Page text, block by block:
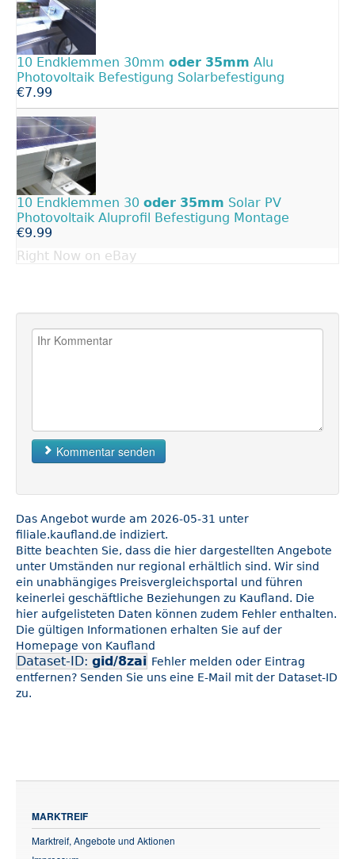
10 Endklemmen 30mm oder 35mm Alu
Photovoltaik Befestigung Solarbefestigung
€7.99
10 Endklemmen 30 oder 35mm Solar PV
Photovoltaik Aluprofil Befestigung Montage
€9.99
Right Now on eBay
Kommentar senden
Das Angebot wurde am 2026-05-31 unter
filiale.kaufland.de indiziert.
Bitte beachten Sie, dass die hier dargestellten Angebote
unter Umständen nur regional erhältlich sind. Wir sind
ein unabhängiges Preisvergleichsportal und führen
keinerlei geschäftliche Beziehungen zu Kaufland. Die
hier aufgelisteten Daten können zudem Fehler enthalten.
Die gültigen Informationen erhalten Sie auf der
Homepage von Kaufland
Dataset-ID: gid/8zai Fehler melden oder Eintrag
entfernen? Senden Sie uns eine E-Mail mit der Dataset-ID
zu.
MARKTREIF
Marktreif, Angebote und Aktionen